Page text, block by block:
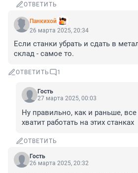
ОТВЕТИТЬ
Панкихой
26 марта 2025, 20:34
Если станки убрать и сдать в
склад - самое то.
ОТВЕТИТЬ 1
Гость
27 марта 2025, 00:03
Ну правильно, как и раньше,
хватит работать на этих станках
ОТВЕТИТЬ
Гость
26 марта 2025, 20:32